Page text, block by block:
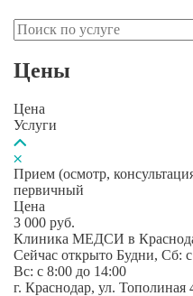
Цены
Цена
Услуги
Прием (осмотр,
первичный
Цена
3 000 руб.
Клиника МЕДСИ в
Сейчас открыто Будни, Сб:
Вс: c 8:00 до 14:00
г. Краснодар, ул. Тополиная